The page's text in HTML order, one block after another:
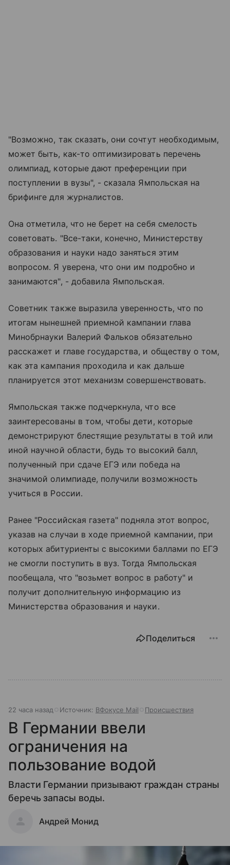
"Возможно, так сказать, они сочтут необходимым,
может быть, как-то оптимизировать перечень
олимпиад, которые дают преференции при
поступлении в вузы", - сказала Ямпольская на
брифинге для журналистов.
Она отметила, что не берет на себя смелость
советовать. "Все-таки, конечно, Министерству
образования и науки надо заняться этим
вопросом. Я уверена, что они им подробно и
занимаются", - добавила Ямпольская.
Советник также выразила уверенность, что по
итогам нынешней приемной кампании глава
Минобрнауки Валерий Фальков обязательно
расскажет и главе государства, и обществу о том,
как эта кампания проходила и как дальше
планируется этот механизм совершенствовать.
Ямпольская также подчеркнула, что все
заинтересованы в том, чтобы дети, которые
демонстрируют блестящие результаты в той или
иной научной области, будь то высокий балл,
полученный при сдаче ЕГЭ или победа на
значимой олимпиаде, получили возможность
учиться в России.
Ранее "Российская газета" подняла этот вопрос,
указав на случаи в ходе приемной кампании, при
которых абитуриенты с высокими баллами по ЕГЭ
не смогли поступить в вуз. Тогда Ямпольская
пообещала, что "возьмет вопрос в работу" и
получит дополнительную информацию из
Министерства образования и науки.
Поделиться
22 часа назад Источник: ВФокусе Mail Происшествия
В Германии ввели
ограничения на
пользование водой
Власти Германии призывают граждан страны
беречь запасы воды.
Андрей Монид